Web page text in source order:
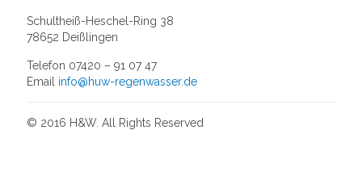
Schultheiß-Heschel-Ring 38
78652 Deißlingen
Telefon 07420 – 91 07 47
Email info@huw-regenwasser.de
© 2016 H&W. All Rights Reserved